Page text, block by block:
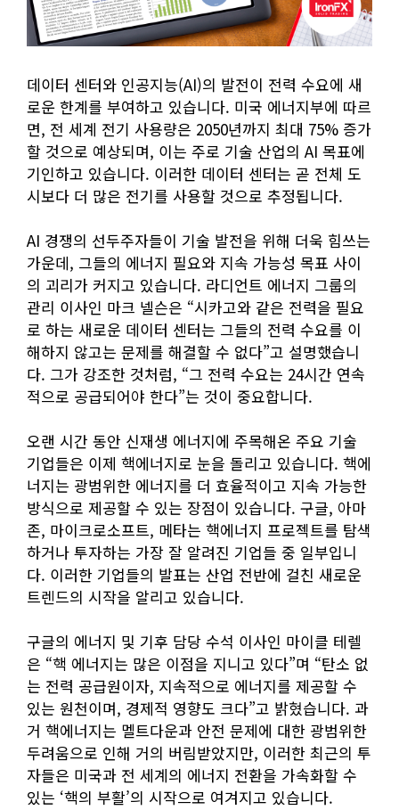
데이터 센터와 인공지능(AI)의 발전이 전력 수요에 새
로운 한계를 부여하고 있습니다. 미국 에너지부에 따르
면, 전 세계 전기 사용량은 2050년까지 최대 75% 증가
할 것으로 예상되며, 이는 주로 기술 산업의 AI 목표에
기인하고 있습니다. 이러한 데이터 센터는 곧 전체 도
시보다 더 많은 전기를 사용할 것으로 추정됩니다.
AI 경쟁의 선두주자들이 기술 발전을 위해 더욱 힘쓰는
가운데, 그들의 에너지 필요와 지속 가능성 목표 사이
의 괴리가 커지고 있습니다. 라디언트 에너지 그룹의
관리 이사인 마크 넬슨은 “시카고와 같은 전력을 필요
로 하는 새로운 데이터 센터는 그들의 전력 수요를 이
해하지 않고는 문제를 해결할 수 없다”고 설명했습니
다. 그가 강조한 것처럼, “그 전력 수요는 24시간 연속
적으로 공급되어야 한다”는 것이 중요합니다.
오랜 시간 동안 신재생 에너지에 주목해온 주요 기술
기업들은 이제 핵에너지로 눈을 돌리고 있습니다. 핵에
너지는 광범위한 에너지를 더 효율적이고 지속 가능한
방식으로 제공할 수 있는 장점이 있습니다. 구글, 아마
존, 마이크로소프트, 메타는 핵에너지 프로젝트를 탐색
하거나 투자하는 가장 잘 알려진 기업들 중 일부입니
다. 이러한 기업들의 발표는 산업 전반에 걸친 새로운
트렌드의 시작을 알리고 있습니다.
구글의 에너지 및 기후 담당 수석 이사인 마이클 테렐
은 “핵 에너지는 많은 이점을 지니고 있다”며 “탄소 없
는 전력 공급원이자, 지속적으로 에너지를 제공할 수
있는 원천이며, 경제적 영향도 크다”고 밝혔습니다. 과
거 핵에너지는 멜트다운과 안전 문제에 대한 광범위한
두려움으로 인해 거의 버림받았지만, 이러한 최근의 투
자들은 미국과 전 세계의 에너지 전환을 가속화할 수
있는 ‘핵의 부활’의 시작으로 여겨지고 있습니다.